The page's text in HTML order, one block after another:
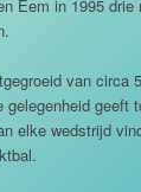
Eem in 1995
van circa
geeft
elke wedstrijd